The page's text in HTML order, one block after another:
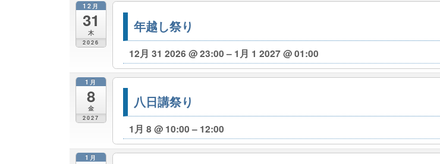
12月
31
木
2026
年越し祭り
12月 31 2026 @ 23:00 – 1月 1 2027 @ 01:00
1月
8
金
2027
八日講祭り
1月 8 @ 10:00 – 12:00
1月